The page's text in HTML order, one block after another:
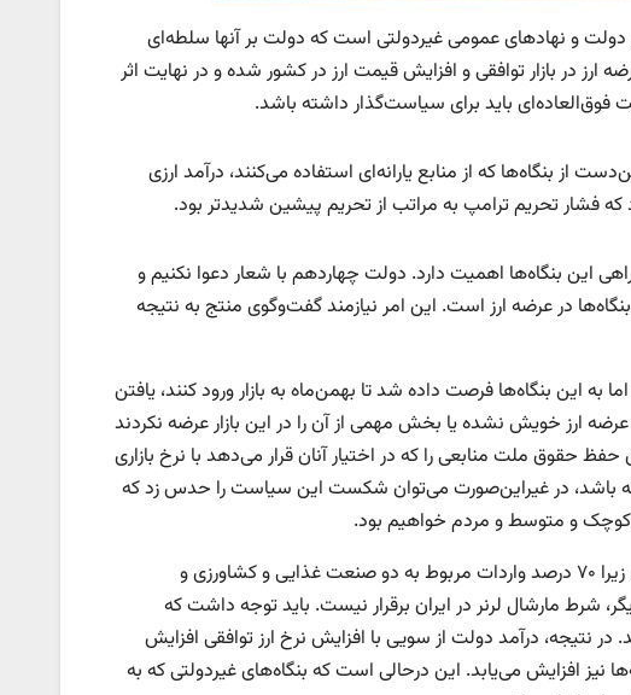
دولت و نهادهای عمومی غیردولتی است که دولت بر آنها سلطه‌ای
در بازار توافقی و افزایش قیمت ارز در کشور شده و در نهایت اثر
از بنگاه‌ها که از منابع یارانه‌ای استفاده می‌کنند، درآمد ارزی
که فشار تحریم ترامپ به مراتب از تحریم پیشین شدیدتر بود.
این بنگاه‌ها اهمیت دارد. دولت چهاردهم با شعار دعوا نکنیم و
در عرضه ارز است. این امر نیازمند گفت‌وگوی منتج به نتیجه
توافقی در ۲۶ آذرماه آغاز به کار کرد اما به این بنگاه‌ها فرصت داده شد تا بهمن‌ماه به بازار ورود کنند، یافتن
ارز خویش نشده یا بخش مهمی از آن را در این بازار عرضه نکردند
حقوق ملت‌ منابعی را که در اختیار آنان قرار می‌دهد با نرخ بازاری
باشد، در غیراین‌صورت می‌توان شکست این سیاست را حدس زد که
و متوسط و مردم خواهیم بود.
از سوی دیگر، ایجاد بازار توافقی موجب بهبود تراز تجاری نخواهد شد؛ زیرا ۷۰ درصد واردات مربوط به دو صنعت غذایی و کشاورزی و
شرط مارشال لرنر در ایران برقرار نیست. باید توجه داشت که
نتیجه، درآمد دولت از سویی با افزایش نرخ ارز توافقی افزایش
نیز افزایش می‌یابد. این درحالی است که بنگاه‌های غیردولتی که به